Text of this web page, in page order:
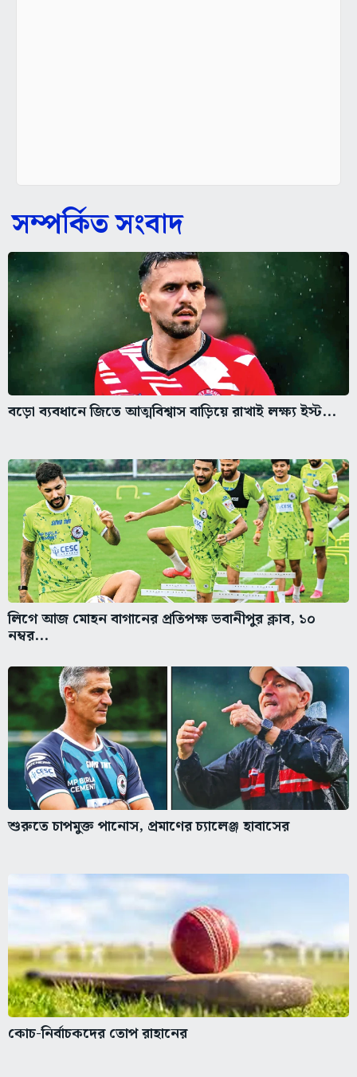
সম্পর্কিত সংবাদ
বড়ো ব্যবধানে জিতে আত্মবিশ্বাস বাড়িয়ে রাখাই লক্ষ্য ইস্ট...
লিগে আজ মোহন বাগানের প্রতিপক্ষ ভবানীপুর ক্লাব, ১০
নম্বর...
শুরুতে চাপমুক্ত পানোস, প্রমাণের চ্যালেঞ্জ হাবাসের
কোচ-নির্বাচকদের তোপ রাহানের